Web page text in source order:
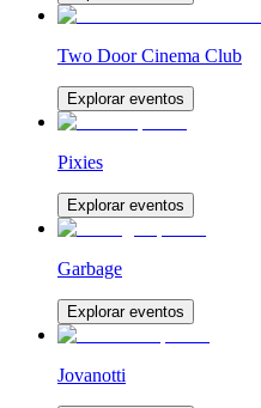
Two Door Cinema Club
Explorar eventos
Pixies
Explorar eventos
Garbage
Explorar eventos
Jovanotti